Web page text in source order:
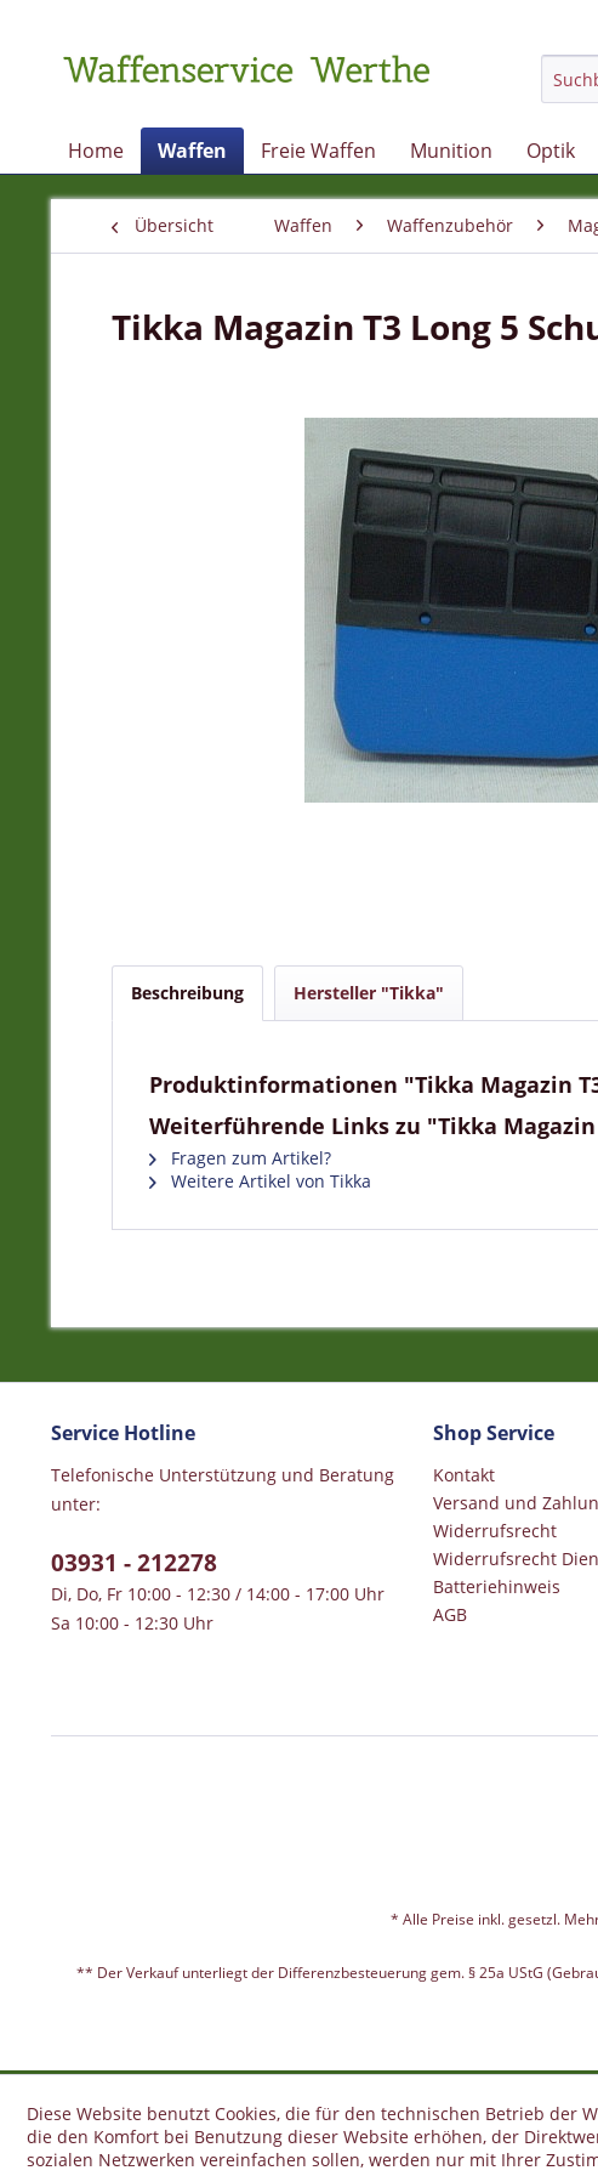
Home Waffen Freie Waffen Munition Optik
Übersicht Waffen Waffenzubehör
Tikka Magazin T3 Long 5
Beschreibung Hersteller "Tikka"
Produktinformationen "Tikka Magazin T3
Weiterführende Links zu "Tikka Magazin
Fragen zum Artikel?
Weitere Artikel von Tikka
Service Hotline
Telefonische Unterstützung und Beratung
unter:
03931 - 212278
Di, Do, Fr 10:00 - 12:30 / 14:00 - 17:00 Uhr
Sa 10:00 - 12:30 Uhr
Shop Service
Kontakt
Versand und
Widerrufsrecht
Widerrufsrecht
Batteriehinweis
AGB
* Alle Preise inkl. gesetzl.
** Der Verkauf unterliegt der Differenzbesteuerung gem. § 25a UStG
Diese Website benutzt Cookies, die für den technischen Betrieb der
die den Komfort bei Benutzung dieser Website erhöhen, der
sozialen Netzwerken vereinfachen sollen, werden nur mit Ihrer